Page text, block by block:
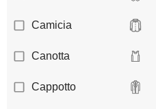
Camicia
Canotta
Cappotto